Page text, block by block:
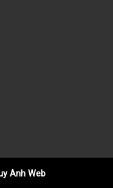
Anh Web